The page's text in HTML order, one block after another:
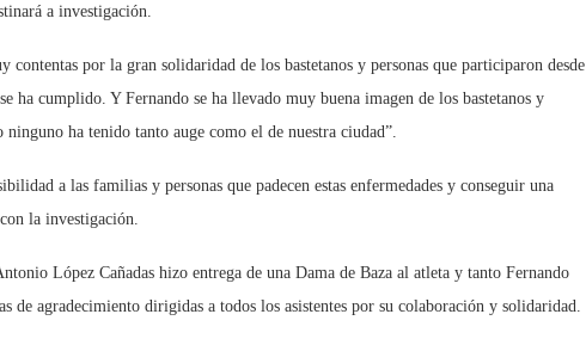
a investigación.
contentas por la gran solidaridad de los bastetanos y personas que participaron desde
ha cumplido. Y Fernando se ha llevado muy buena imagen de los bastetanos y
ha tenido tanto auge como el de nuestra ciudad”.
a las familias y personas que padecen estas enfermedades y conseguir una
la investigación.
López Cañadas hizo entrega de una Dama de Baza al atleta y tanto Fernando
agradecimiento dirigidas a todos los asistentes por su colaboración y solidaridad.